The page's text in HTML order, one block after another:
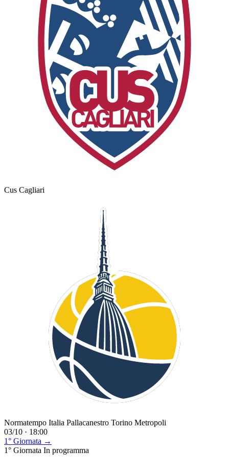
Cus Cagliari
Normatempo Italia Pallacanestro Torino Metropoli
03/10 · 18:00
1° Giornata →
1° Giornata In programma